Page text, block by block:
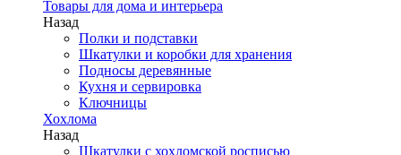
Товары для дома и интерьера
Назад
Полки и подставки
Шкатулки и коробки для хранения
Подносы деревянные
Кухня и сервировка
Ключницы
Хохлома
Назад
Шкатулки с хохломской росписью